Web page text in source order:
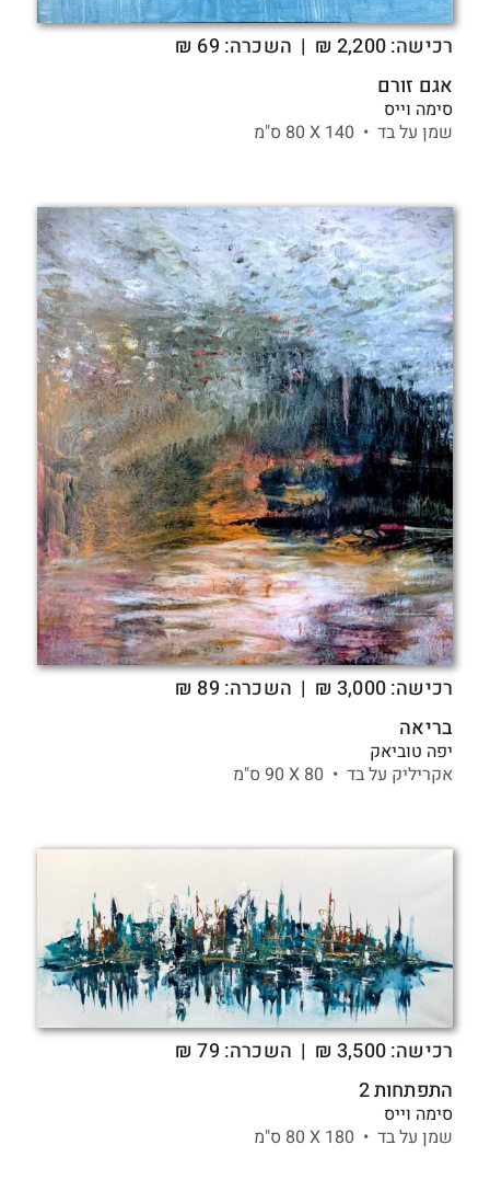
רכישה: ₪ 2,200
| השכרה: 69 ₪
אגם זורם
סימה וייס
שמן על בד • 140 X
רכישה: ₪ 3,000
| השכרה: 89 ₪
בריאה
יפה טוביאק
אקריליק על בד • 80 X
רכישה: ₪ 3,500
| השכרה: 79 ₪
התפתחות 2
סימה וייס
שמן על בד • 180 X